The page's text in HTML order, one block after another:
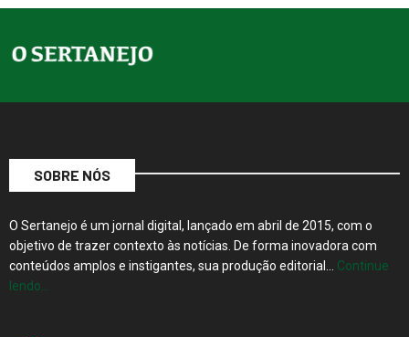
SOBRE NÓS
O Sertanejo é um jornal digital, lançado em abril de 2015, com o
objetivo de trazer contexto às notícias. De forma inovadora com
conteúdos amplos e instigantes, sua produção editorial… Continue
lendo…